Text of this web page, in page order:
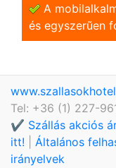
A
és egyszerũen
Tel: +36 (1) 227-
✔️ Szállás akciós
itt!
Általános
irányelvek